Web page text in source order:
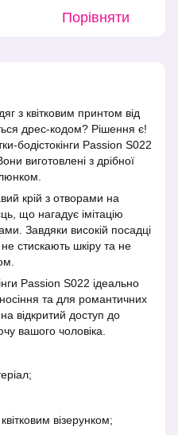
Порівняти
з квітковим принтом від
дрес-кодом? Рішення є!
бодістокінги Passion S022
виготовлені з дрібної
крій з отворами на
що нагадує імітацію
Завдяки високій посадці
стискають шкіру та не
Passion S022 ідеально
та для романтичних
відкритий доступ до
вашого чоловіка.
візерунком;